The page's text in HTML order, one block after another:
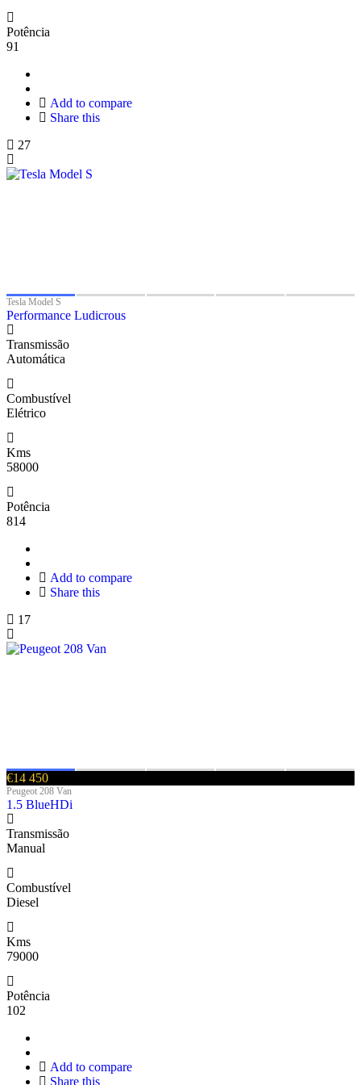
Potência
91
Add to compare
Share this
27
Tesla Model S
Performance Ludicrous
Transmissão
Automática
Combustível
Elétrico
Kms
58000
Potência
814
Add to compare
Share this
17
€14 450
Peugeot 208 Van
1.5 BlueHDi
Transmissão
Manual
Combustível
Diesel
Kms
79000
Potência
102
Add to compare
Share this